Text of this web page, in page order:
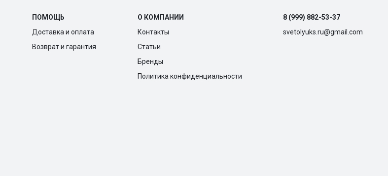
ПОМОЩЬ
Доставка и оплата
Возврат и гарантия
О КОМПАНИИ
Контакты
Статьи
Бренды
Политика конфиденциальности
8 (999) 882-53-37
svetolyuks.ru@gmail.com